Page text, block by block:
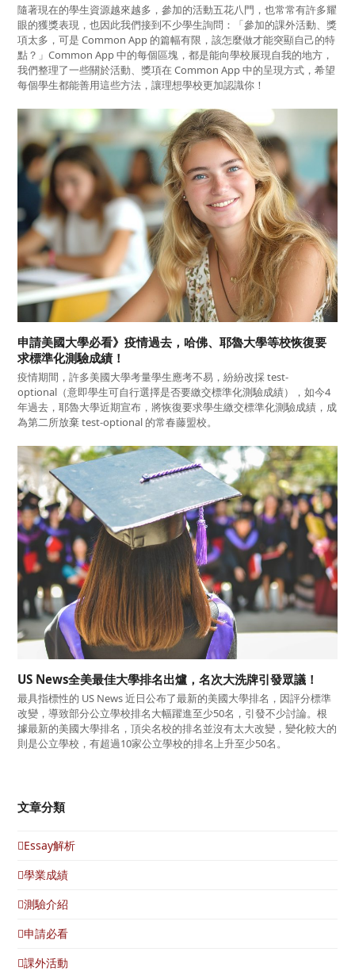
隨著現在的學生資源越來越多，參加的活動五花八門，也常常有許多耀
眼的獲獎表現，也因此我們接到不少學生詢問：「參加的課外活動、獎
項太多，可是 Common App 的篇幅有限，該怎麼做才能突顯自己的特
點？」Common App 中的每個區塊，都是能向學校展現自我的地方，
我們整理了一些關於活動、獎項在 Common App 中的呈現方式，希望
每個學生都能善用這些方法，讓理想學校更加認識你！
申請美國大學必看》疫情過去，哈佛、耶魯大學等校恢復要
求標準化測驗成績！
疫情期間，許多美國大學考量學生應考不易，紛紛改採 test-
optional（意即學生可自行選擇是否要繳交標準化測驗成績），如今4
年過去，耶魯大學近期宣布，將恢復要求學生繳交標準化測驗成績，成
為第二所放棄 test-optional 的常春藤盟校。
US News全美最佳大學排名出爐，名次大洗牌引發眾議！
最具指標性的 US News 近日公布了最新的美國大學排名，因評分標準
改變，導致部分公立學校排名大幅躍進至少50名，引發不少討論。根
據最新的美國大學排名，頂尖名校的排名並沒有太大改變，變化較大的
則是公立學校，有超過10家公立學校的排名上升至少50名。
文章分類
Essay解析
學業成績
測驗介紹
申請必看
課外活動